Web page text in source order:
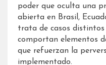
poder que oculta una
abierta en Brasil,
trata de casos
comportan elementos
que refuerzan la
implementado.